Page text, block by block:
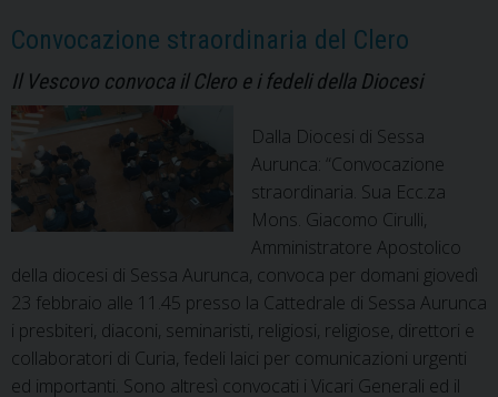
Convocazione straordinaria del Clero
Il Vescovo convoca il Clero e i fedeli della Diocesi
Dalla Diocesi di Sessa
Aurunca: “Convocazione
straordinaria. Sua Ecc.za
Mons. Giacomo Cirulli,
Amministratore Apostolico
della diocesi di Sessa Aurunca, convoca per domani giovedì
23 febbraio alle 11.45 presso la Cattedrale di Sessa Aurunca
i presbiteri, diaconi, seminaristi, religiosi, religiose, direttori e
collaboratori di Curia, fedeli laici per comunicazioni urgenti
ed importanti. Sono altresì convocati i Vicari Generali ed il